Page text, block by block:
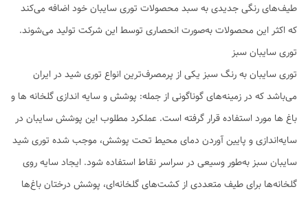
طیف‌های رنگی جدیدی به سبد محصولات توری سایبان خود اضافه می‌کند
که اکثر این محصولات به‌صورت انحصاری توسط این شرکت تولید می‌شوند.
توری سایبان سبز
توری سایبان به رنگ سبز یکی از پرمصرف‌ترین انواع توری شید در ایران
می‌باشد که در زمینه‌های گوناگونی از جمله: پوشش و سایه اندازی گلخانه ها و
باغ ها مورد استفاده قرار گرفته است. عملکرد مطلوب این پوشش سایبان در
سایه‌اندازی و پایین آوردن دمای محیط تحت پوشش، موجب شده توری شید
سایبان سبز به‌طور وسیعی در سراسر نقاط استفاده شود. ایجاد سایه روی
گلخانه‌ها برای طیف متعددی از کشت‌های گلخانه‌ای، پوشش درختان باغ‌ها